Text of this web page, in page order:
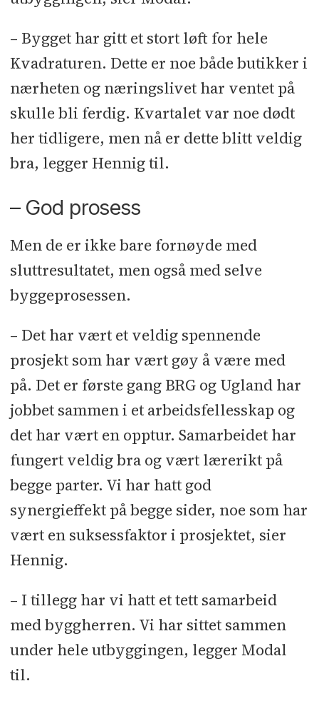
– Bygget har gitt et stort løft for hele
Kvadraturen. Dette er noe både butikker i
nærheten og næringslivet har ventet på
skulle bli ferdig. Kvartalet var noe dødt
her tidligere, men nå er dette blitt veldig
bra, legger Hennig til.
– God prosess
Men de er ikke bare fornøyde med
sluttresultatet, men også med selve
byggeprosessen.
– Det har vært et veldig spennende
prosjekt som har vært gøy å være med
på. Det er første gang BRG og Ugland har
jobbet sammen i et arbeidsfellesskap og
det har vært en opptur. Samarbeidet har
fungert veldig bra og vært lærerikt på
begge parter. Vi har hatt god
synergieffekt på begge sider, noe som har
vært en suksessfaktor i prosjektet, sier
Hennig.
– I tillegg har vi hatt et tett samarbeid
med byggherren. Vi har sittet sammen
under hele utbyggingen, legger Modal
til.